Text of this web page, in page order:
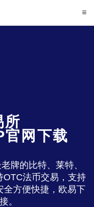
所
官网下载
牌的比特、莱特、
OTC法币交易，支持
全方便快捷，欧易下
。